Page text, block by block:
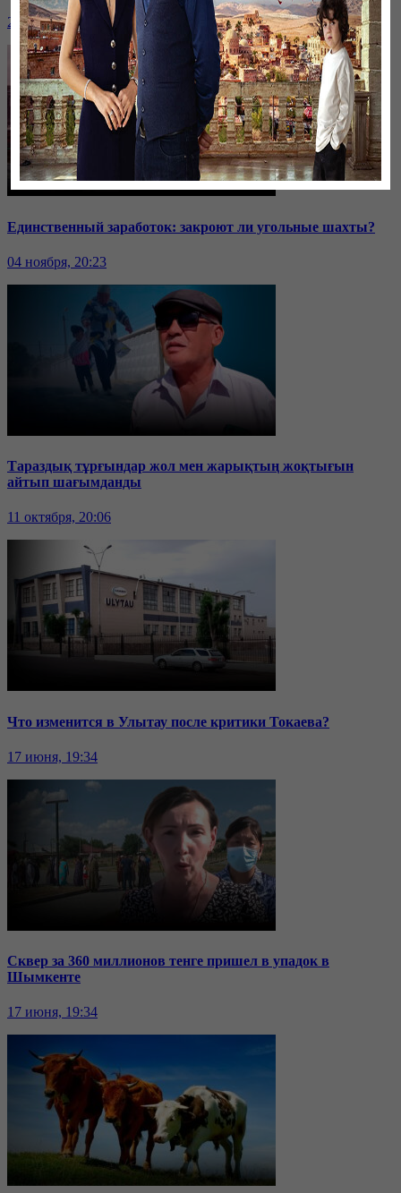
24 ноября, 20:43
Единственный заработок: закроют ли угольные шахты?
04 ноября, 20:23
Тараздық тұрғындар жол мен жарықтың жоқтығын
айтып шағымданды
11 октября, 20:06
Что изменится в Улытау после критики Токаева?
17 июня, 19:34
Сквер за 360 миллионов тенге пришел в упадок в
Шымкенте
17 июня, 19:34